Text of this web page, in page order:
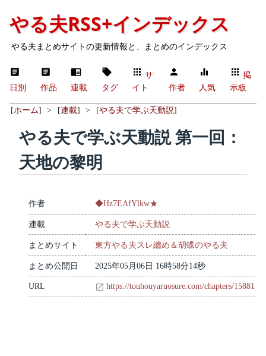
やる夫RSS+インデックス
やる夫まとめサイトの更新情報と、まとめのインデックス
日別 作品 連載 タグ
サ
イト
作者 人気
掲
示板
[ホーム] > [連載] > [やる夫で学ぶ天動説]
やる夫で学ぶ天動説 第一回：
天地の黎明
作者 ◆Hz7EAfYlkw★
連載 やる夫で学ぶ天動説
まとめサイト 東方やる夫スレ纏め＆胡蝶のやる夫
まとめ公開日 2025年05月06日 16時58分14秒
URL https://touhouyaruosure.com/chapters/15881